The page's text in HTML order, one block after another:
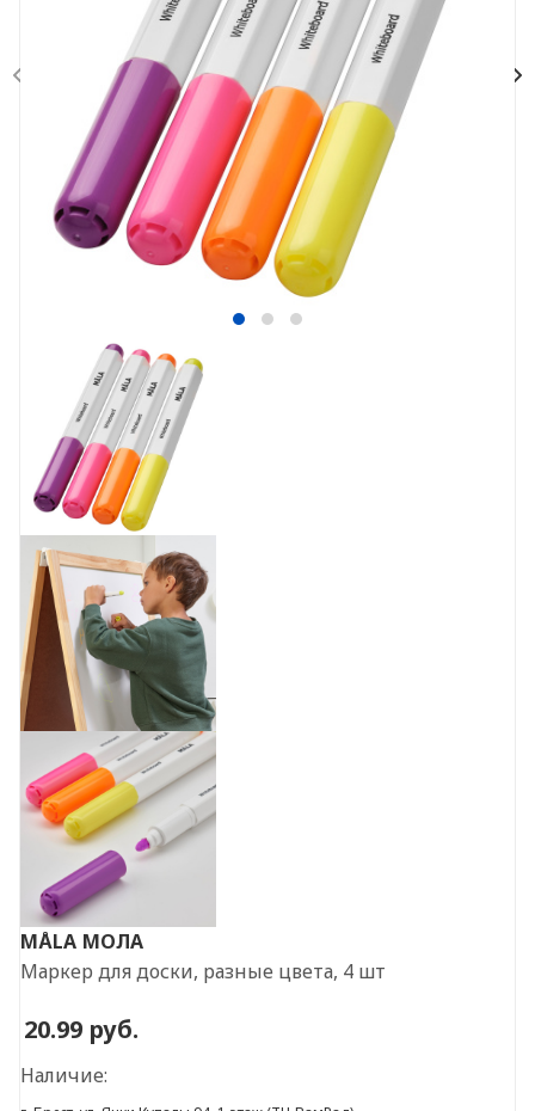
MÅLA МОЛА
Маркер для доски, разные цвета, 4 шт
20.99 руб.
Наличие: